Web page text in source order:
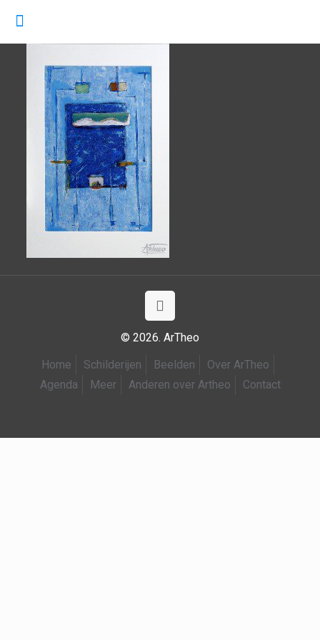
© 2026. ArTheo
Home
Schilderijen Beelden
Over ArTheo
Agenda
Meer Anderen over Artheo Contact